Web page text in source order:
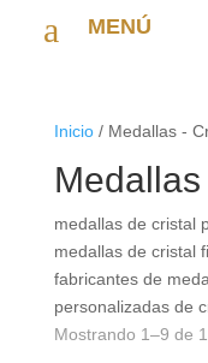
a MENÚ
Inicio/ Medallas -
medallas de cristal
medallas de cristal
fabricantes de
personalizadas de
Mostrando 1–9 de